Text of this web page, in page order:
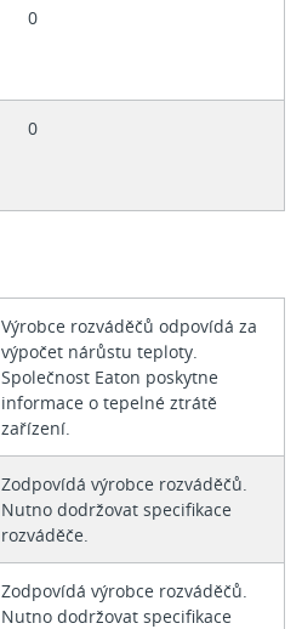
0
0
Výrobce rozváděčů odpovídá za
výpočet nárůstu teploty.
Společnost Eaton poskytne
informace o tepelné ztrátě
zařízení.
Zodpovídá výrobce rozváděčů.
Nutno dodržovat specifikace
rozváděče.
Zodpovídá výrobce rozváděčů.
Nutno dodržovat specifikace